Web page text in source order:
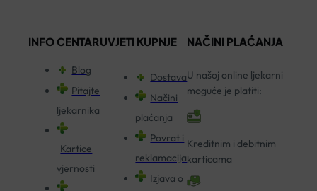
INFO CENTAR
Blog
Pitajte
ljekarnika
Kartice
vjernosti
UVJETI KUPNJE
Dostava
Načini
plaćanja
Povrat i
reklamacija
Izjava o
NAČINI PLAĆANJA
U našoj online ljekarni
moguće je platiti:
Kreditnim i debitnim
karticama